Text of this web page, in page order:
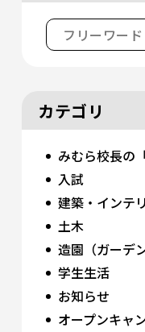
カテゴリ
みむら校長の
入試
建築・インテ
土木
造園（ガーデン
学生生活
お知らせ
オープンキャ